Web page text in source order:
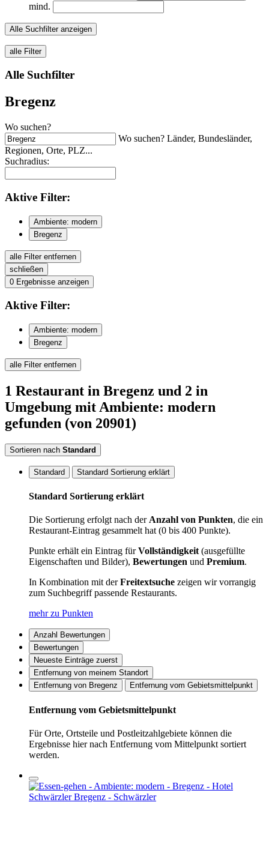
mind.
Alle Suchfilter anzeigen
alle Filter
Alle Suchfilter
Bregenz
Wo suchen?
Wo suchen? Länder, Bundesländer,
Regionen, Orte, PLZ...
Suchradius:
Aktive Filter:
Ambiente: modern
Bregenz
alle Filter entfernen
schließen
0 Ergebnisse anzeigen
Aktive Filter:
Ambiente: modern
Bregenz
alle Filter entfernen
1 Restaurant in Bregenz und 2 in
Umgebung mit Ambiente: modern
gefunden (von 20901)
Sortieren nach Standard
Standard Standard Sortierung erklärt
Standard Sortierung erklärt
Die Sortierung erfolgt nach derAnzahl von Punkten, die ein
Restaurant-Eintrag gesammelt hat (0 bis 400 Punkte).
Punkte erhält ein Eintrag fürVollständigkeit(ausgefüllte
Eigenschaften und Bilder), Bewertungen und Premium.
In Kombination mit derFreitextsuche zeigen wir vorrangig
zum Suchbegriff passende Restaurants.
mehr zu Punkten
Anzahl Bewertungen
Bewertungen
Neueste Einträge zuerst
Entfernung von meinem Standort
Entfernung von Bregenz
Entfernung vom Gebietsmittelpunkt
Entfernung vom Gebietsmittelpunkt
Für Orte, Ortsteile und Postleitzahlgebiete können die
Ergebnisse hier nach Entfernung vom Mittelpunkt sortiert
werden.